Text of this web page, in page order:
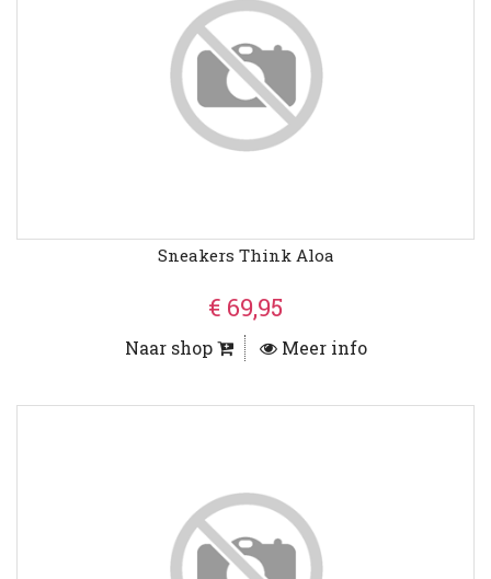
Sneakers Think Aloa
€ 69,95
Naar shop Meer info